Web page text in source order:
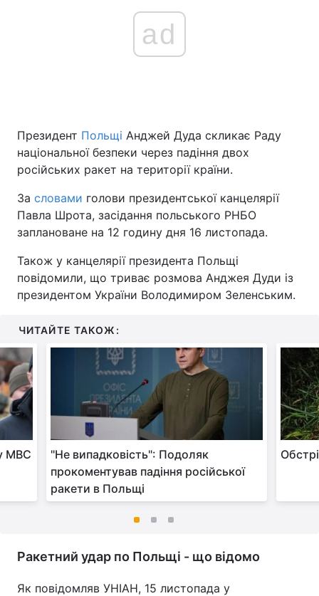
ad
Президент Польщі Анджей Дуда скликає Раду
національної безпеки через падіння двох
російських ракет на території країни.
За словами голови президентської канцелярії
Павла Шрота, засідання польського РНБО
заплановане на 12 годину дня 16 листопада.
Також у канцелярії президента Польщі
повідомили, що триває розмова Анджея Дуди із
президентом України Володимиром Зеленським.
ЧИТАЙТЕ ТАКОЖ:
МВС
"Не випадковість": Подоляк
прокоментував падіння російської
ракети в Польщі
Ракетний удар по Польщі - що відомо
Як повідомляв УНІАН, 15 листопада у